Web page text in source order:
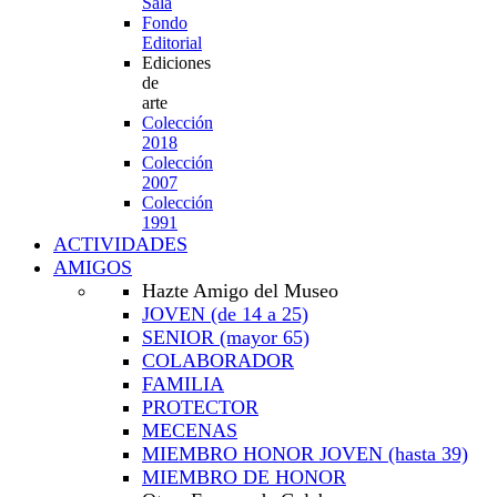
Fondo
Editorial
Ediciones
de
arte
Colección
2018
Colección
2007
Colección
1991
ACTIVIDADES
AMIGOS
Hazte Amigo del Museo
JOVEN (de 14 a 25)
SENIOR (mayor 65)
COLABORADOR
FAMILIA
PROTECTOR
MECENAS
MIEMBRO HONOR JOVEN (hasta 39)
MIEMBRO DE HONOR